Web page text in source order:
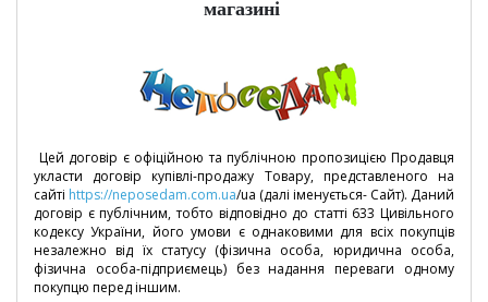
магазині
Цей договір є офіційною та публічною пропозицією Продавця
укласти договір купівлі-продажу Товару, представленого на
сайті https://neposedam.com.ua/ua (далі іменується- Сайт). Даний
договір є публічним, тобто відповідно до статті 633 Цивільного
кодексу України, його умови є однаковими для всіх покупців
незалежно від їх статусу (фізична особа, юридична особа,
фізична особа-підприємець) без надання переваги одному
покупцю перед іншим.